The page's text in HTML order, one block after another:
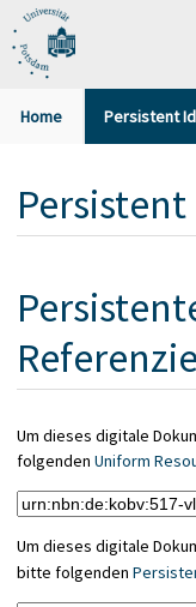
Home Persistent
Um dieses digitale
folgenden Uniform
Um dieses digitale
bitte folgenden